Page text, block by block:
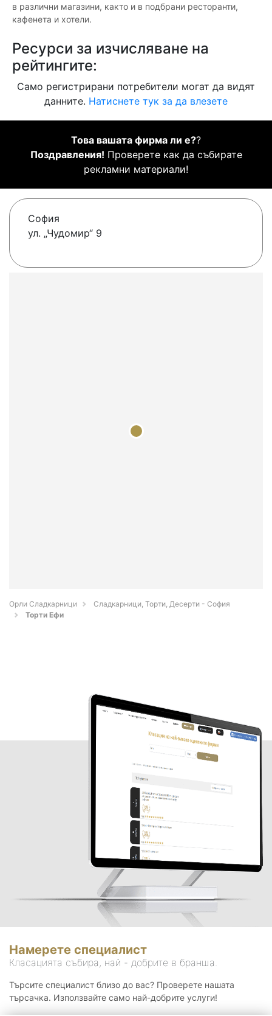
в различни магазини, както и в подбрани ресторанти,
кафенета и хотели.
Ресурси за изчисляване на
рейтингите:
Само регистрирани потребители могат да видят
данните. Натиснете тук за да влезете
Това вашата фирма ли е??
Поздравления! Проверете как да събирате
рекламни материали!
София
ул. „Чудомир“ 9
Орли Сладкарници
Сладкарници, Торти, Десерти - София
Торти Ефи
Намерете специалист
Класацията събира, най - добрите в бранша.
Търсите специалист близо до вас? Проверете нашата
търсачка. Използвайте само най-добрите услуги!